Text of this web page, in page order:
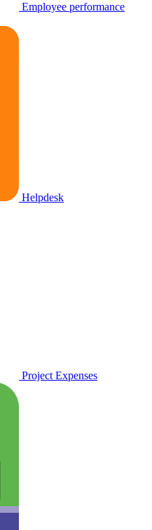
Employee performance
Helpdesk
Project Expenses